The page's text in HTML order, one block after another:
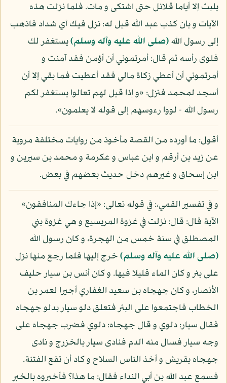
يلبث إلا أياما قلائل حتى اشتكى و مات. فلما نزلت هذه
الآيات و بان كذب عبد الله قيل له: نزل فيك آي شداد فاذهب
إلى رسول الله(صلى الله عليه وآله وسلم)يستغفر لك
فلوى رأسه ثم قال: أمرتموني أن أؤمن فقد آمنت و
أمرتموني أن أعطي زكاة مالي فقد أعطيت فما بقي إلا أن
أسجد لمحمد فنزل: «و إذا قيل لهم تعالوا يستغفر لكم
رسول الله - لووا رءوسهم إلى قوله لا يعلمون».
أقول: ما أورده من القصة مأخوذ من روايات مختلفة مروية
عن زيد بن أرقم و ابن عباس و عكرمة و محمد بن سيرين و
ابن إسحاق و غيرهم دخل حديث بعضهم في بعض.
و في تفسير القمي،: في قوله تعالى: «إذا جاءك المنافقون»
الآية قال: قال: نزلت في غزوة المريسيع و هي غزوة بني
المصطلق في سنة خمس من الهجرة، و كان رسول الله
(صلى الله عليه وآله وسلم)خرج إليها فلما رجع منها نزل
على بئر و كان الماء قليلا فيها. و كان أنس بن سيار حليف
الأنصار، و كان جهجاه بن سعيد الغفاري أجيرا لعمر بن
الخطاب فاجتمعوا على البئر فتعلق دلو سيار بدلو جهجاه
فقال سيار: دلوي و قال جهجاه: دلوي فضرب جهجاه على
وجه سيار فسال منه الدم فنادى سيار بالخزرج و نادى
جهجاه بقريش و أخذ الناس السلاح و كاد أن تقع الفتنة.
فسمع عبد الله بن أبي النداء فقال: ما هذا؟ فأخبروه بالخبر